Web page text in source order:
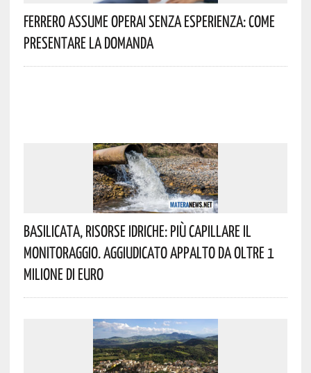
Ferrero Assume Operai Senza Esperienza: Come
Presentare La Domanda
Basilicata, Risorse Idriche: Più Capillare Il
Monitoraggio. Aggiudicato Appalto Da Oltre 1
Milione Di Euro